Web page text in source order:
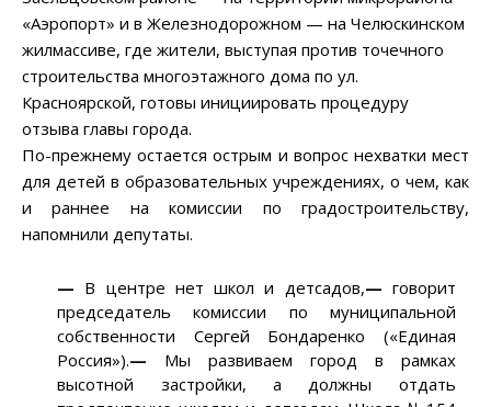
«Аэропорт» и в Железнодорожном — на Челюскинском
жилмассиве, где жители, выступая против точечного
строительства многоэтажного дома по ул.
Красноярской, готовы инициировать процедуру
отзыва главы города.
По-прежнему остается острым и вопрос нехватки мест
для детей в образовательных учреждениях, о чем, как
и раннее на комиссии по градостроительству,
напомнили депутаты.
— В центре нет школ и детсадов,— говорит
председатель комиссии по муниципальной
собственности Сергей Бондаренко («Единая
Россия»).— Мы развиваем город в рамках
высотной застройки, а должны отдать